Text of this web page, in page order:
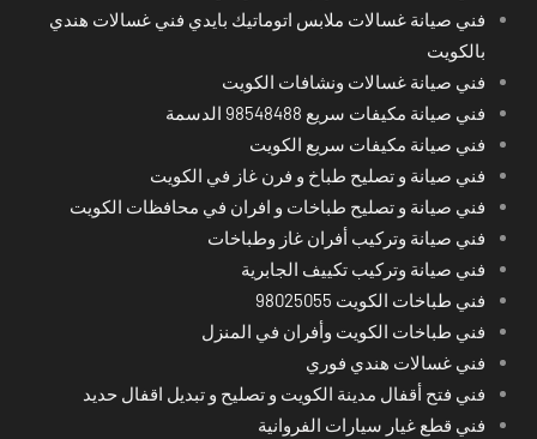
فني صيانة غسالات ملابس اتوماتيك بايدي فني غسالات هندي
بالكويت
فني صيانة غسالات ونشافات الكويت
فني صيانة مكيفات سريع 98548488 الدسمة
فني صيانة مكيفات سريع الكويت
فني صيانة و تصليح طباخ و فرن غاز في الكويت
فني صيانة و تصليح طباخات و افران في محافظات الكويت
فني صيانة وتركيب أفران غاز وطباخات
فني صيانة وتركيب تكييف الجابرية
فني طباخات الكويت 98025055
فني طباخات الكويت وأفران في المنزل
فني غسالات هندي فوري
فني فتح أقفال مدينة الكويت و تصليح و تبديل اقفال حديد
فني قطع غيار سيارات الفروانية